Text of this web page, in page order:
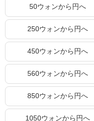
114000.22ウォン
114000.23ウォン
114000.24ウォン
114000.25ウォン
114000.26ウォン
114000.27ウォン
114000.28ウォン
50ウォンから円へ
250ウォンから円へ
450ウォンから円へ
560ウォンから円へ
850ウォンから円へ
1050ウォンから円へ